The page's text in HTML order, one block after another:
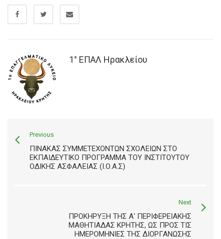
1° ΕΠΑΛ Ηρακλείου
Previous
ΠΊΝΑΚΑΣ ΣΥΜΜΕΤΕΧΌΝΤΩΝ ΣΧΟΛΕΊΩΝ ΣΤΟ
ΕΚΠΑΙΔΕΥΤΙΚΌ ΠΡΌΓΡΑΜΜΑ ΤΟΥ ΙΝΣΤΙΤΟΎΤΟΥ
ΟΔΙΚΉΣ ΑΣΦΆΛΕΙΑΣ (Ι.Ο.Α.Σ)
Next
ΠΡΟΚΉΡΥΞΗ ΤΗΣ Α' ΠΕΡΙΦΕΡΕΙΑΚΉΣ
ΜΑΘΗΤΙΆΔΑΣ ΚΡΉΤΗΣ, ΩΣ ΠΡΟΣ ΤΙΣ
ΗΜΕΡΟΜΗΝΊΕΣ ΤΗΣ ΔΙΟΡΓΆΝΩΣΗΣ